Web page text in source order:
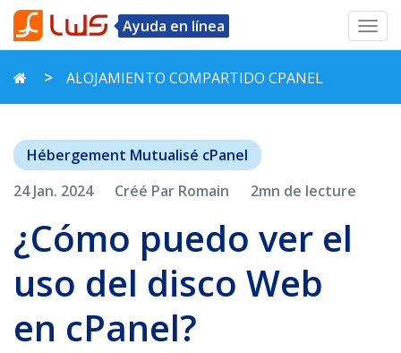
Ayuda en línea
ALOJAMIENTO COMPARTIDO CPANEL
Hébergement Mutualisé cPanel
24 Jan. 2024
Créé Par Romain 2mn de lecture
¿Cómo puedo ver el
uso del disco Web
en cPanel?